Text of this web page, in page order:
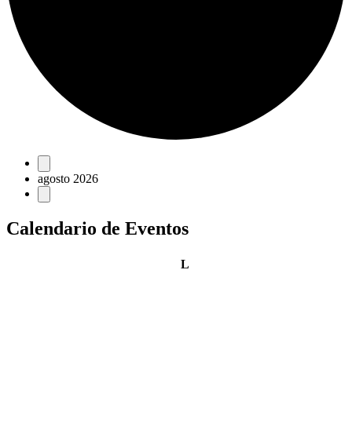
Eventos
agosto 2026
Calendario de Eventos
Llunes